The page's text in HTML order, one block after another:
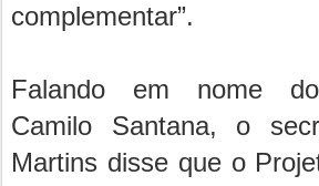
complementar”.
Falando em nome
Camilo Santana, o
Martins disse que o